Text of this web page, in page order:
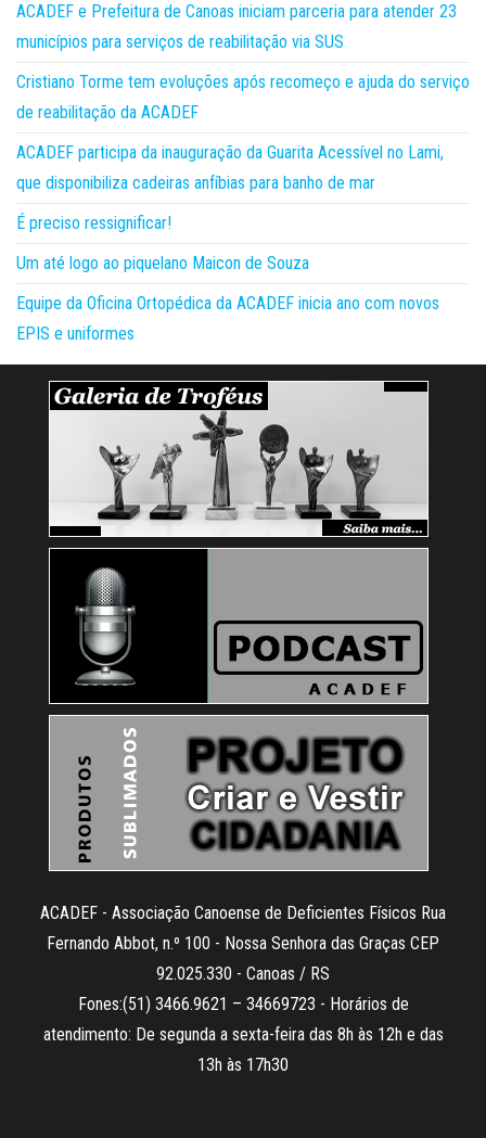
ACADEF e Prefeitura de Canoas iniciam parceria para atender 23
municípios para serviços de reabilitação via SUS
Cristiano Torme tem evoluções após recomeço e ajuda do serviço
de reabilitação da ACADEF
ACADEF participa da inauguração da Guarita Acessível no Lami,
que disponibiliza cadeiras anfíbias para banho de mar
É preciso ressignificar!
Um até logo ao piquelano Maicon de Souza
Equipe da Oficina Ortopédica da ACADEF inicia ano com novos
EPIS e uniformes
ACADEF - Associação Canoense de Deficientes Físicos Rua
Fernando Abbot, n.º 100 - Nossa Senhora das Graças CEP
92.025.330 - Canoas / RS
Fones:(51) 3466.9621 – 34669723 - Horários de
atendimento: De segunda a sexta-feira das 8h às 12h e das
13h às 17h30